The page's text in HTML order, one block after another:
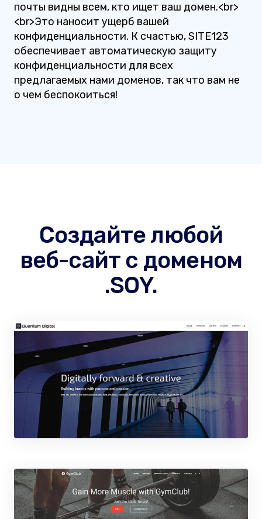
почты видны всем, кто ищет ваш домен.<br>
<br>Это наносит ущерб вашей
конфиденциальности. К счастью, SITE123
обеспечивает автоматическую защиту
конфиденциальности для всех
предлагаемых нами доменов, так что вам не
о чем беспокоиться!
Создайте любой
веб-сайт с доменом
.SOY.